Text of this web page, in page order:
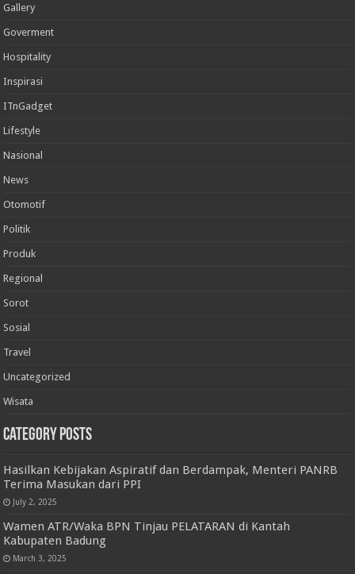
Gallery
Goverment
Hospitality
Inspirasi
ITnGadget
Lifestyle
Nasional
News
Otomotif
Politik
Produk
Regional
Sorot
Sosial
Travel
Uncategorized
Wisata
Category Posts
Hasilkan Kebijakan Aspiratif dan Berdampak, Menteri PANRB
Terima Masukan dari PPI
July 2, 2025
Wamen ATR/Waka BPN Tinjau PELATARAN di Kantah
Kabupaten Badung
March 3, 2025